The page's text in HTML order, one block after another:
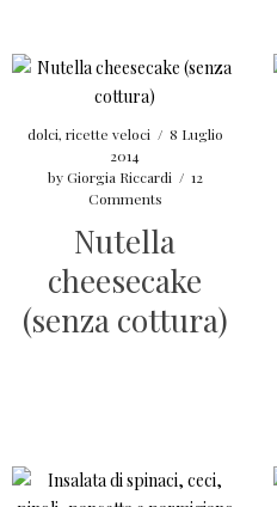
dolci, ricette veloci / 8 Luglio
2014
byGiorgia Riccardi / 12
Comments
Nutella
cheesecake
(senza cottura)